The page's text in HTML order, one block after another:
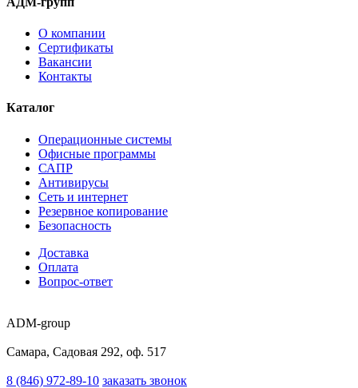
О компании
Сертификаты
Вакансии
Контакты
Каталог
Операционные системы
Офисные программы
САПР
Антивирусы
Сеть и интернет
Резервное копирование
Безопасность
Доставка
Оплата
Вопрос-ответ
ADM-group
Самара, Садовая 292, оф. 517
8 (846) 972-89-10 заказать звонок